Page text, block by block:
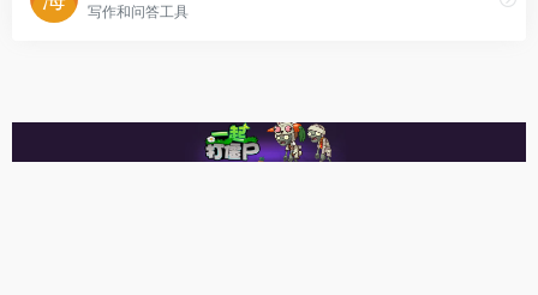
写作和问答工具